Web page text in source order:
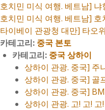
호치민 미식 여행. 베트남]
호치민 미식 여행. 베트남]
타이베이 관광청 대만] 타오
카테고리: 중국 본토
카테고리: 중국 상하이
상하이 관광. 중국] 주
상하이 관광. 중국] 골
상하이 관광. 중국]
상하이 관광. 고! 고!